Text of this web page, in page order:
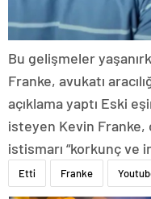
Bu gelişmeler
Franke, avukatı
açıklama yaptı Eski
isteyen Kevin Franke,
istismarı “korkunç ve
Etti Franke